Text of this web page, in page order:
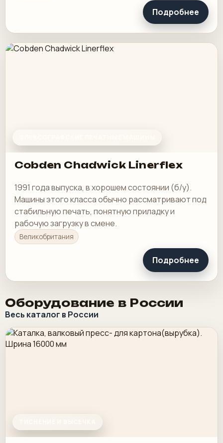
Подробнее
Cobden Chadwick Linerflex
1991 года выпуска, в хорошем состоянии (б/у).
Машины этого класса обычно рассматривают под
стабильную печать, понятную приладку и
рабочую загрузку в смене.
Великобритания
Подробнее
Оборудование в России
Весь каталог в России